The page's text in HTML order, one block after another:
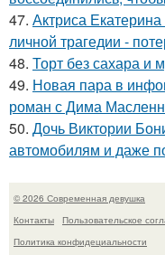
47. Актриса
личной трагедии -
48. Торт без сахара и
49. Новая пара в
роман с Дима
50. Дочь Виктории
автомобилям и даже
© 2026 Современная девушка
Контакты
Пользовательское
Политика конфидециальности